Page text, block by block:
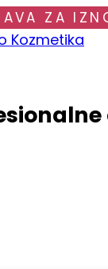
ZA